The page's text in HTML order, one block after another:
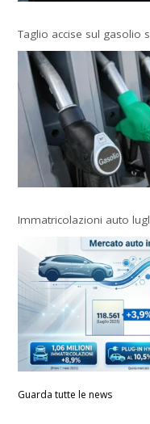
Taglio accise sul gasolio
Immatricolazioni auto
Guarda tutte le news